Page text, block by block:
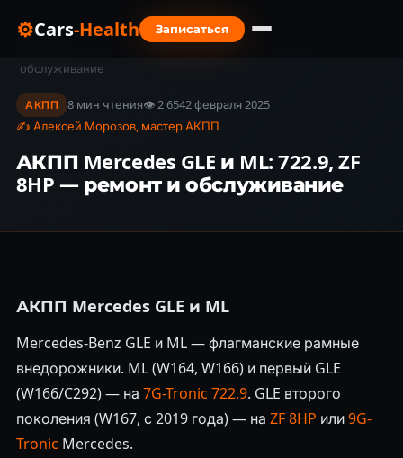
⚙Cars-Health Записаться
Главная › Блог ›
обслуживание
АКПП 8 мин чтения👁 2 6542 февраля 2025
✍ Алексей Морозов, мастер АКПП
АКПП Mercedes GLE и ML: 722.9, ZF
8HP — ремонт и обслуживание
АКПП Mercedes GLE и ML
Mercedes-Benz GLE и ML — флагманские рамные
внедорожники. ML (W164, W166) и первый GLE
(W166/C292) — на 7G-Tronic 722.9. GLE второго
поколения (W167, с 2019 года) — на ZF 8HP или9G-
Tronic Mercedes.